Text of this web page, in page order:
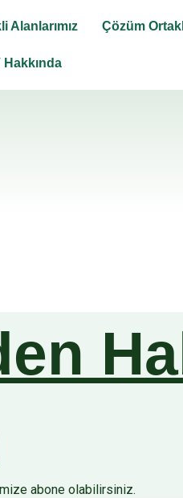
Alanlarımız Çözüm
Hakkında
abone olabilirsiniz.